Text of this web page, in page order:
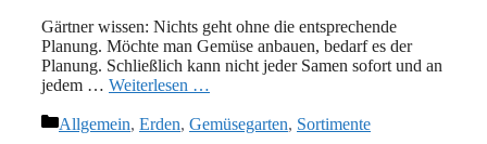
Gärtner wissen: Nichts geht ohne die entsprechende
Planung. Möchte man Gemüse anbauen, bedarf es der
Planung. Schließlich kann nicht jeder Samen sofort und an
jedem … Weiterlesen …
Kategorien
Allgemein, Erden, Gemüsegarten, Sortimente